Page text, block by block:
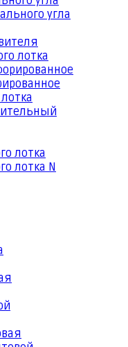
угла
лотка
лотка
лотка N